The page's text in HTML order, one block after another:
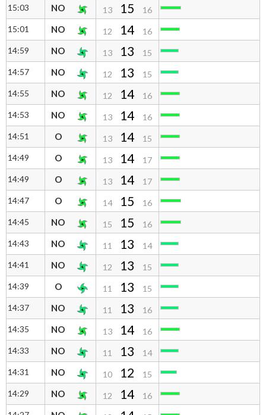
15:03
NO 13 15
16
15:01
NO 12 14
16
14:59
NO 13 13
15
14:57
NO 12 13
15
14:55
NO 12 14
16
14:53
NO 13 14
16
14:51
O 13 14
15
14:49
O 13 14
17
14:49
O 13 14
17
14:47
O 14 15
16
14:45
NO 15 15
16
14:43
NO 11 13
14
14:41
NO 12 13
15
14:39
O 11 13
15
14:37
NO 11 13
16
14:35
NO 13 14
16
14:33
NO 11 13
14
14:31
NO 10 12
15
14:29
NO 12 14
16